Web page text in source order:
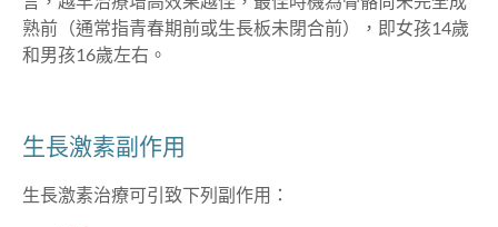
熟前（通常指青春期前或生長板未閉合前），即女孩14歲
和男孩16歲左右。
生長激素副作用
生長激素治療可引致下列副作用：